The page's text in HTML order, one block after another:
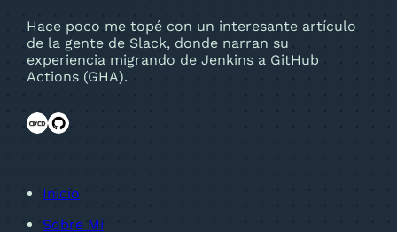
Hace poco me topé con un interesante artículo
de la gente de Slack, donde narran su
experiencia migrando de Jenkins a GitHub
Actions (GHA).
Inicio
Sobre Mi